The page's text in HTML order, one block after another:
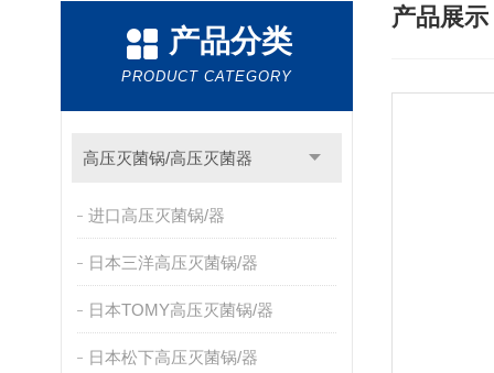
产品分类
PRODUCT CATEGORY
高压灭菌锅/高压灭菌器
进口高压灭菌锅/器
日本三洋高压灭菌锅/器
日本TOMY高压灭菌锅/器
日本松下高压灭菌锅/器
产品展示